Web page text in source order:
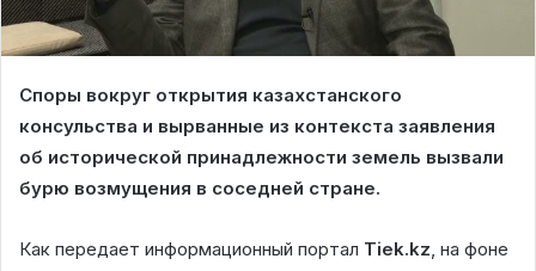
Споры вокруг открытия казахстанского
консульства и вырванные из контекста заявления
об исторической принадлежности земель вызвали
бурю возмущения в соседней стране.
Как передает информационный портал Tiek.kz , на фоне